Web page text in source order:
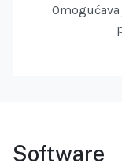
Software